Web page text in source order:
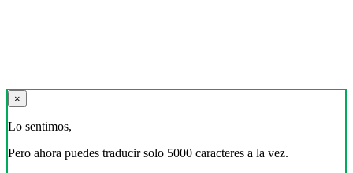
×
Lo sentimos,
Pero ahora puedes traducir solo 5000 caracteres a la vez.